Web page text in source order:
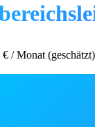
/ Monat (geschätzt)